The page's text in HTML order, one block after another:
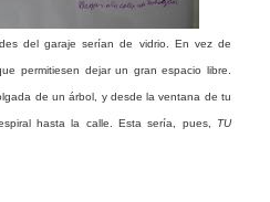
del garaje serían de vidrio. En vez de
permitiesen dejar un gran espacio libre.
de un árbol, y desde la ventana de tu
hasta la calle. Esta sería, pues, TU